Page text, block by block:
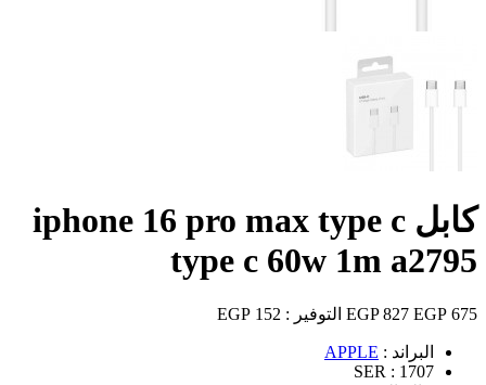
كابل iphone 16 pro max type c
type c 60w 1m a2795
675 EGP
827 EGP التوفير : 152 EGP
البراند : APPLE
SER : 1707